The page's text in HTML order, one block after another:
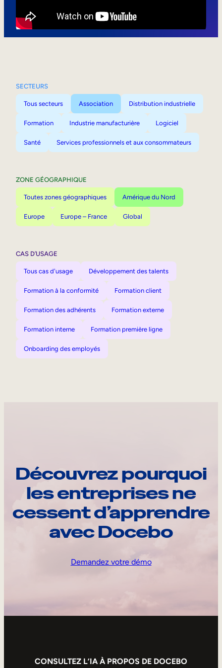
SECTEURS
Tous secteurs Association Distribution industrielle
Formation Industrie manufacturière Logiciel
Santé Services professionnels et aux consommateurs
ZONE GÉOGRAPHIQUE
Toutes zones géographiques Amérique du Nord
Europe Europe – France Global
CAS D’USAGE
Tous cas d'usage Développement des talents
Formation à la conformité Formation client
Formation des adhérents Formation externe
Formation interne Formation première ligne
Onboarding des employés
Découvrez pourquoi
les entreprises ne
cessent d’apprendre
avec Docebo
Demandez votre démo
CONSULTEZ L’IA À PROPOS DE DOCEBO